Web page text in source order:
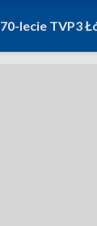
70-lecie TVP3